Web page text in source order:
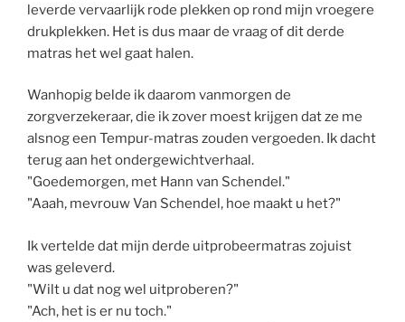
leverde vervaarlijk rode plekken op rond mijn vroegere
drukplekken. Het is dus maar de vraag of dit derde
matras het wel gaat halen.
Wanhopig belde ik daarom vanmorgen de
zorgverzekeraar, die ik zover moest krijgen dat ze me
alsnog een Tempur-matras zouden vergoeden. Ik dacht
terug aan het ondergewichtverhaal.
"Goedemorgen, met Hann van Schendel."
"Aaah, mevrouw Van Schendel, hoe maakt u het?"
Ik vertelde dat mijn derde uitprobeermatras zojuist
was geleverd.
"Wilt u dat nog wel uitproberen?"
"Ach, het is er nu toch."